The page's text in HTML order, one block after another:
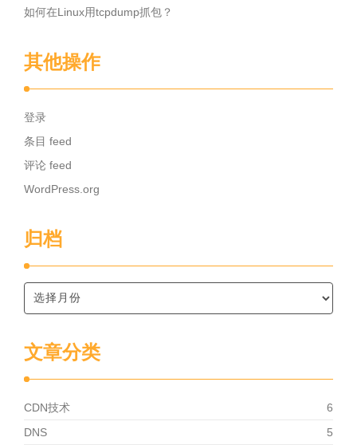
如何在Linux用tcpdump抓包？
其他操作
登录
条目 feed
评论 feed
WordPress.org
归档
文章分类
CDN技术
6
DNS
5